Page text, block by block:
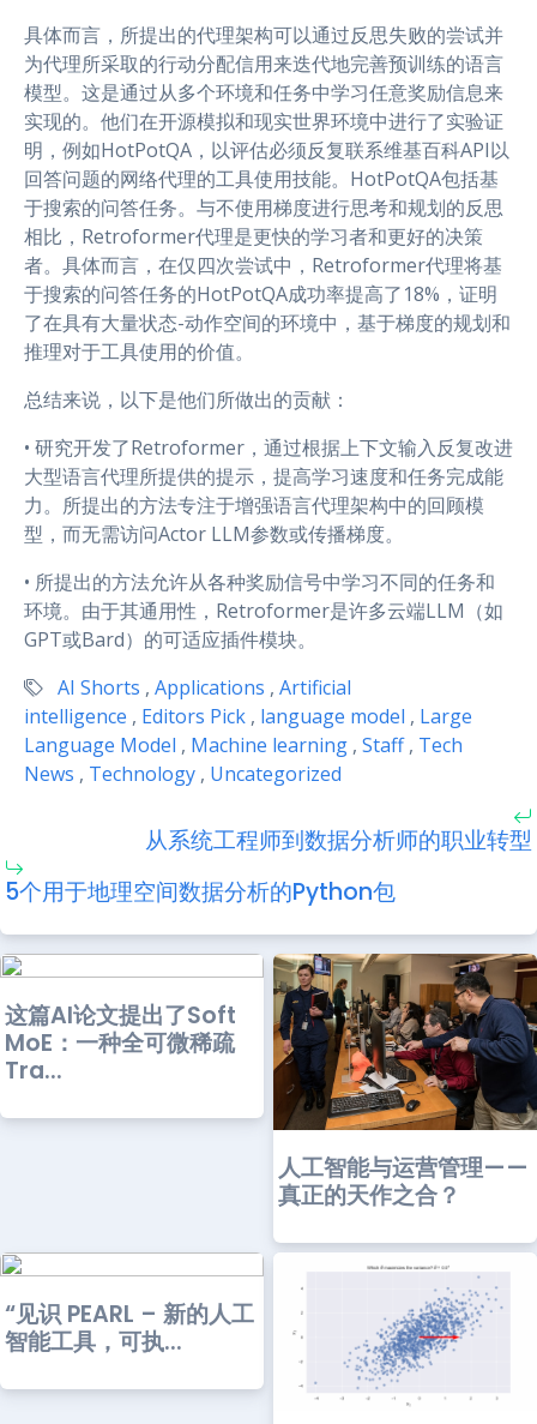
具体而言，所提出的代理架构可以通过反思失败的尝试并
为代理所采取的行动分配信用来迭代地完善预训练的语言
模型。这是通过从多个环境和任务中学习任意奖励信息来
实现的。他们在开源模拟和现实世界环境中进行了实验证
明，例如HotPotQA，以评估必须反复联系维基百科API以
回答问题的网络代理的工具使用技能。HotPotQA包括基
于搜索的问答任务。与不使用梯度进行思考和规划的反思
相比，Retroformer代理是更快的学习者和更好的决策
者。具体而言，在仅四次尝试中，Retroformer代理将基
于搜索的问答任务的HotPotQA成功率提高了18%，证明
了在具有大量状态-动作空间的环境中，基于梯度的规划和
推理对于工具使用的价值。
总结来说，以下是他们所做出的贡献：
• 研究开发了Retroformer，通过根据上下文输入反复改进
大型语言代理所提供的提示，提高学习速度和任务完成能
力。所提出的方法专注于增强语言代理架构中的回顾模
型，而无需访问Actor LLM参数或传播梯度。
• 所提出的方法允许从各种奖励信号中学习不同的任务和
环境。由于其通用性，Retroformer是许多云端LLM（如
GPT或Bard）的可适应插件模块。
AI Shorts , Applications , Artificial
intelligence , Editors Pick , language model , Large
Language Model , Machine learning , Staff , Tech
News , Technology , Uncategorized
从系统工程师到数据分析师的职业转型
5个用于地理空间数据分析的Python包
这篇AI论文提出了Soft
MoE：一种全可微稀疏
Tra...
人工智能与运营管理——
真正的天作之合？
“见识 PEARL – 新的人工
智能工具，可执...